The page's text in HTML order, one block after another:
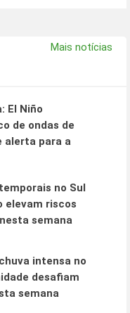
Mais notícias
El Niño
de ondas de
alerta para a
no Sul
elevam riscos
semana
intensa no
desafiam
semana